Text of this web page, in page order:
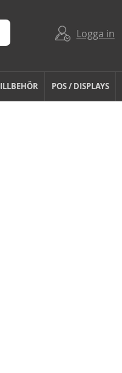
Logga in
POS / DISPLAYS